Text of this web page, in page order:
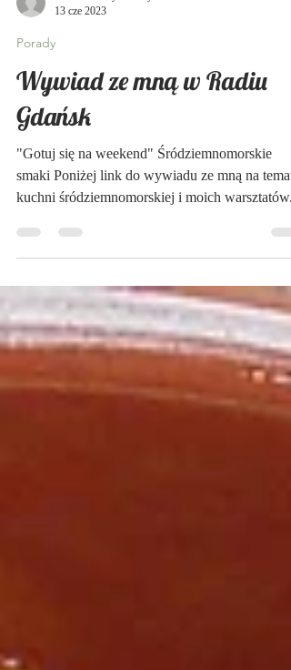
Ania Rozmaryn i Bazylia
Porady
Wywiad ze mną w Radiu
Gdańsk
"Gotuj się na weekend" Śródziemnomorskie
kuchni śródziemnomorskiej i moich